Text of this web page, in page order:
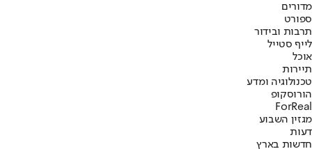
מדורים
ספורט
תרבות ובידור
לייף סטייל
אוכל
תיירות
טכנולוגיה ומדע
הורוסקופ
ForReal
מגזין השבוע
דעות
חדשות בארץ